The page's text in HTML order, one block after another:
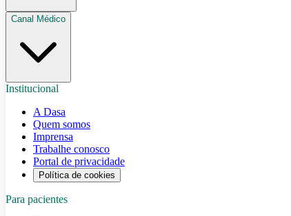
Canal Médico
Institucional
A Dasa
Quem somos
Imprensa
Trabalhe conosco
Portal de privacidade
Política de cookies
Para pacientes